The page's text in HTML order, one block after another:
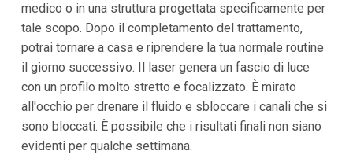
medico o in una struttura progettata specificamente per
tale scopo. Dopo il completamento del trattamento,
potrai tornare a casa e riprendere la tua normale routine
il giorno successivo. Il laser genera un fascio di luce
con un profilo molto stretto e focalizzato. È mirato
all'occhio per drenare il fluido e sbloccare i canali che si
sono bloccati. È possibile che i risultati finali non siano
evidenti per qualche settimana.